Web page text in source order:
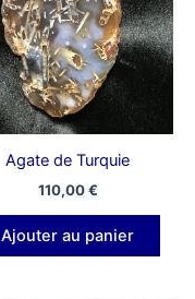
Agate de Turquie
110,00€
Ajouter au panier